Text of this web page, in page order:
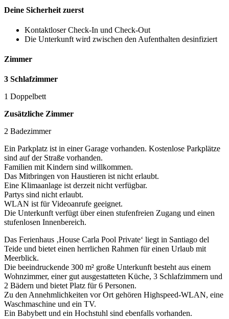
Deine Sicherheit zuerst
Kontaktloser Check-In und Check-Out
Die Unterkunft wird zwischen den Aufenthalten desinfiziert
Zimmer
3 Schlafzimmer
1 Doppelbett
Zusätzliche Zimmer
2 Badezimmer
Ein Parkplatz ist in einer Garage vorhanden. Kostenlose Parkplätze
sind auf der Straße vorhanden.
Familien mit Kindern sind willkommen.
Das Mitbringen von Haustieren ist nicht erlaubt.
Eine Klimaanlage ist derzeit nicht verfügbar.
Partys sind nicht erlaubt.
WLAN ist für Videoanrufe geeignet.
Die Unterkunft verfügt über einen stufenfreien Zugang und einen
stufenlosen Innenbereich.
Das Ferienhaus ‚House Carla Pool Private‘ liegt in Santiago del
Teide und bietet einen herrlichen Rahmen für einen Urlaub mit
Meerblick.
Die beeindruckende 300 m² große Unterkunft besteht aus einem
Wohnzimmer, einer gut ausgestatteten Küche, 3 Schlafzimmern und
2 Bädern und bietet Platz für 6 Personen.
Zu den Annehmlichkeiten vor Ort gehören Highspeed-WLAN, eine
Waschmaschine und ein TV.
Ein Babybett und ein Hochstuhl sind ebenfalls vorhanden.